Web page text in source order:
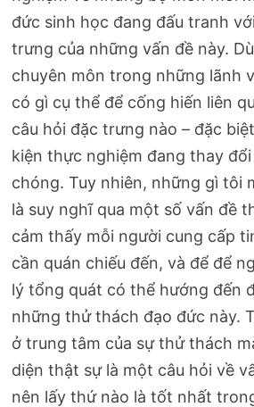
đức sinh học đang đấu tranh
trưng của những vấn đề này.
chuyên môn trong những lãnh
có gì cụ thể để cống hiến liên
câu hỏi đặc trưng nào – đặc
kiện thực nghiệm đang thay
chóng. Tuy nhiên, những gì tôi
là suy nghĩ qua một số vấn đề
cảm thấy mỗi người cung cấp
cần quán chiếu đến, và để để
lý tổng quát có thể hướng đến
những thử thách đạo đức này.
ở trung tâm của sự thử thách
diện thật sự là một câu hỏi về
nên lấy thứ nào là tốt nhất